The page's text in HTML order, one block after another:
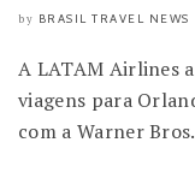
by BRASIL TRAVEL NEWS
A LATAM Airlines
viagens para
com a Warner